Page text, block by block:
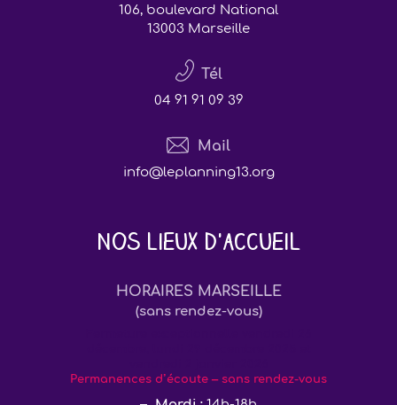
106, boulevard National
13003 Marseille
Tél
04 91 91 09 39
Mail
info@leplanning13.org
Nos lieux d'accueil
HORAIRES MARSEILLE
(sans rendez-vous)
Permanences d’écoute – sans rendez-vous